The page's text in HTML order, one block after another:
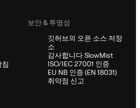
보안 & 투명성
깃허브의 오픈 소스 저장
소
감사합니다 SlowMist
ISO/IEC 27001 인증
EU NB 인증 (EN 18031)
취약점 신고